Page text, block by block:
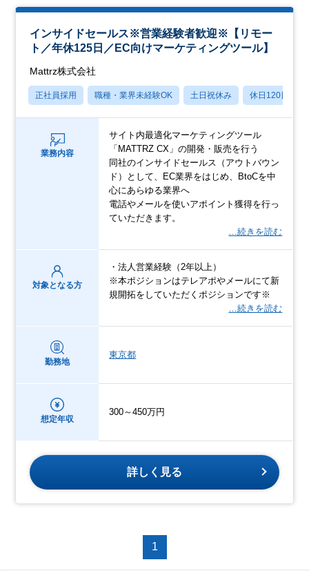
インサイドセールス※営業経験者歓迎※【リモー
ト／年休125日／EC向けマーケティングツール】
Mattrz株式会社
正社員採用 職種・業界未経験OK 土日祝休み 休日120日以上
業務内容
サイト内最適化マーケティングツール
「MATTRZ CX」の開発・販売を行う
同社のインサイドセールス（アウトバウン
ド）として、EC業界をはじめ、BtoCを中
心にあらゆる業界へ
電話やメールを使いアポイント獲得を行っ
ていただきます。
…続きを読む
対象となる方
・法人営業経験（2年以上）
※本ポジションはテレアポやメールにて新
規開拓をしていただくポジションです※
…続きを読む
勤務地
東京都
想定年収
300～450万円
詳しく見る
1